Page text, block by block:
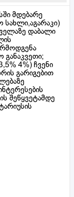
მდებარე
სახლი,აგარაკი)
დაბალი
4%) ჩვენი
გარიგებით
შეწყვეტამდე